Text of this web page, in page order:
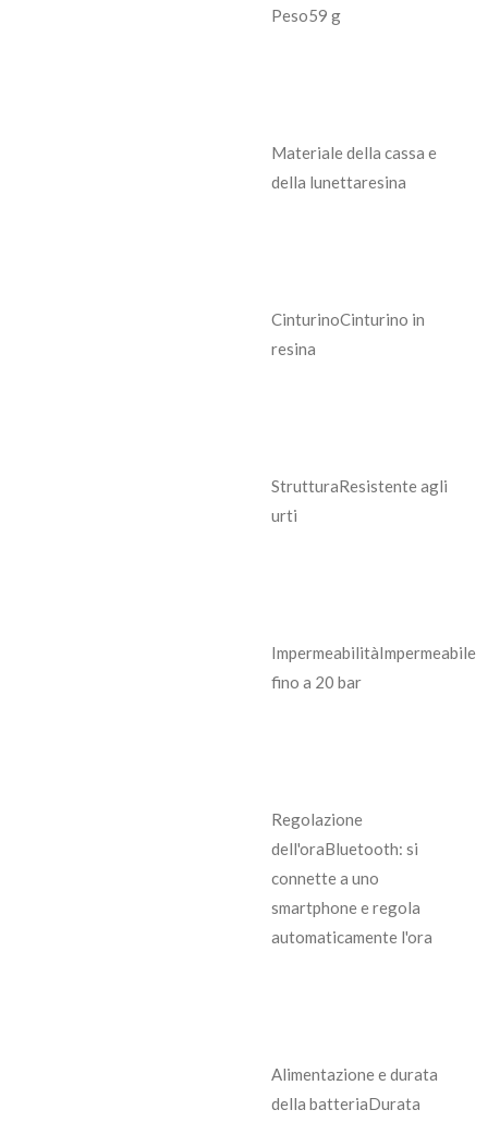
Peso59 g
Materiale della cassa e
della lunettaresina
CinturinoCinturino in
resina
StrutturaResistente agli
urti
ImpermeabilitàImpermeabile
fino a 20 bar
Regolazione
dell'oraBluetooth: si
connette a uno
smartphone e regola
automaticamente l'ora
Alimentazione e durata
della batteriaDurata